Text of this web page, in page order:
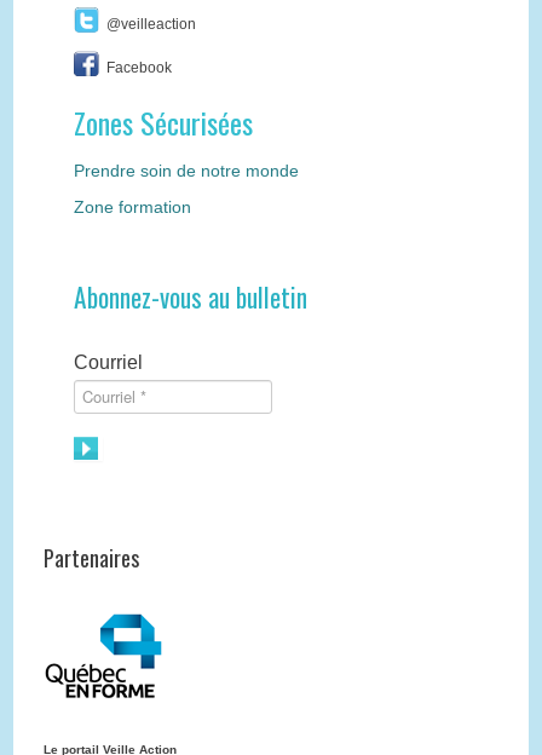
@veilleaction
Facebook
Zones Sécurisées
Prendre soin de notre monde
Zone formation
Abonnez-vous au bulletin
Courriel
Partenaires
Le portail Veille Action